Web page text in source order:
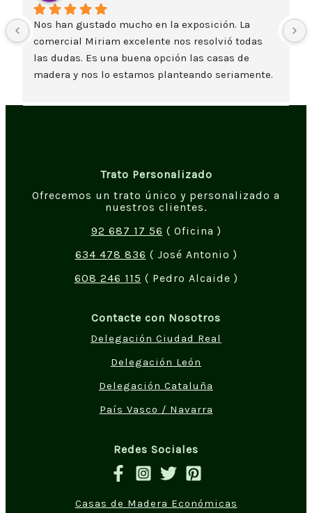
Nos han gustado mucho en la exposición. La
comercial Miriam excelente nos resolvió todas
las dudas. Es una buena opción las casas de
madera y nos lo estamos planteando seriamente.
Trato Personalizado
Ofrecemos un trato único y personalizado a
nuestros clientes.
92 687 17 56 ( Oficina )
634 478 836 ( José Antonio )
608 246 115 ( Pedro Alcaide )
Contacte con Nosotros
Delegación Ciudad Real
Delegación León
Delegación Cataluña
País Vasco / Navarra
Redes Sociales
Casas de Madera Económicas